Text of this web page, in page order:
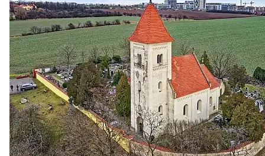
Politika • Volební seriál #02: Nová výstavba v jihozápadním
městě
Jakými nástroji navrhujete vstupovat z pozice ÚMČ Praha
13 do procesů developerské výstavby např. v lokalitě
Třebonice a Chaby, kterou umožňuje nově schválený
Metropolitn...